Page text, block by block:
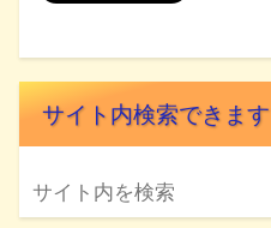
サイト内検索できます